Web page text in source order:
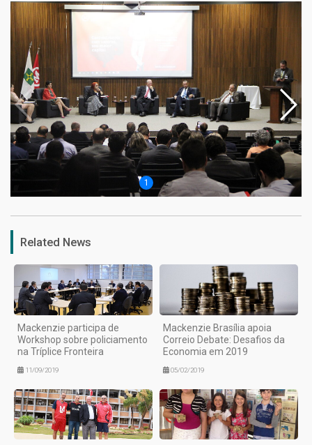
1 2
Related News
Mackenzie participa de
Workshop sobre policiamento
na Tríplice Fronteira
11/09/2019
Mackenzie Brasília apoia
Correio Debate: Desafios da
Economia em 2019
05/02/2019